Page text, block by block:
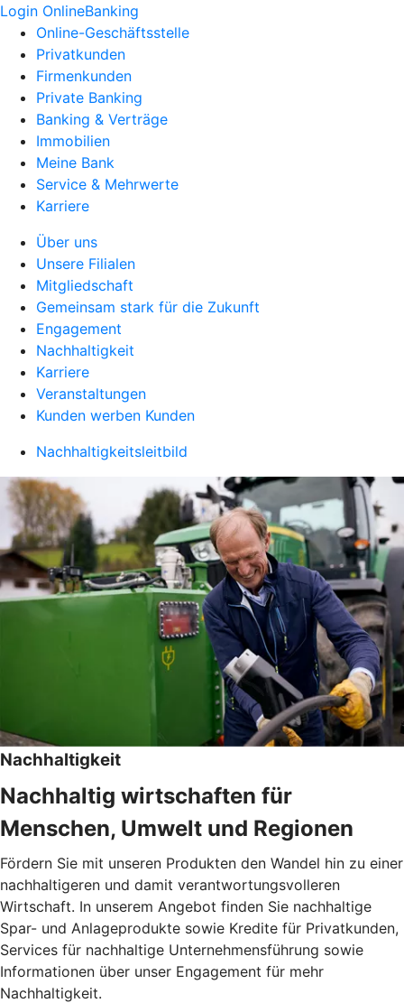
Login OnlineBanking
Online-Geschäftsstelle
Privatkunden
Firmenkunden
Private Banking
Banking & Verträge
Immobilien
Meine Bank
Service & Mehrwerte
Karriere
Über uns
Unsere Filialen
Mitgliedschaft
Gemeinsam stark für die Zukunft
Engagement
Nachhaltigkeit
Karriere
Veranstaltungen
Kunden werben Kunden
Nachhaltigkeitsleitbild
Nachhaltigkeit
Nachhaltig wirtschaften für
Menschen, Umwelt und Regionen
Fördern Sie mit unseren Produkten den Wandel hin zu einer
nachhaltigeren und damit verantwortungsvolleren
Wirtschaft. In unserem Angebot finden Sie nachhaltige
Spar- und Anlageprodukte sowie Kredite für Privatkunden,
Services für nachhaltige Unternehmensführung sowie
Informationen über unser Engagement für mehr
Nachhaltigkeit.